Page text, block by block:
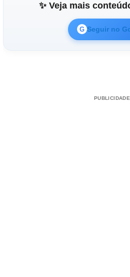
✨ Veja mais
G Seguir no
PUBLICIDADE